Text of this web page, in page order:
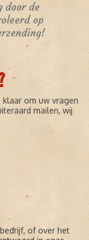
door de
op
klaar om uw vragen
mailen, wij
of over het